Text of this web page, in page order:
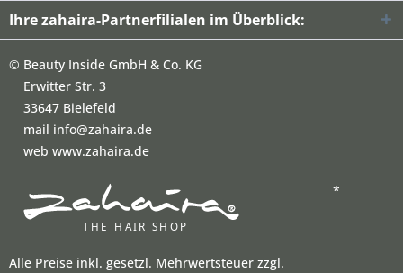
Ihre zahaira-Partnerfilialen im Überblick:
© Beauty Inside GmbH & Co. KG
Erwitter Str. 3
33647 Bielefeld
mail info@zahaira.de
web www.zahaira.de
*
Alle Preise inkl. gesetzl. Mehrwertsteuer zzgl.